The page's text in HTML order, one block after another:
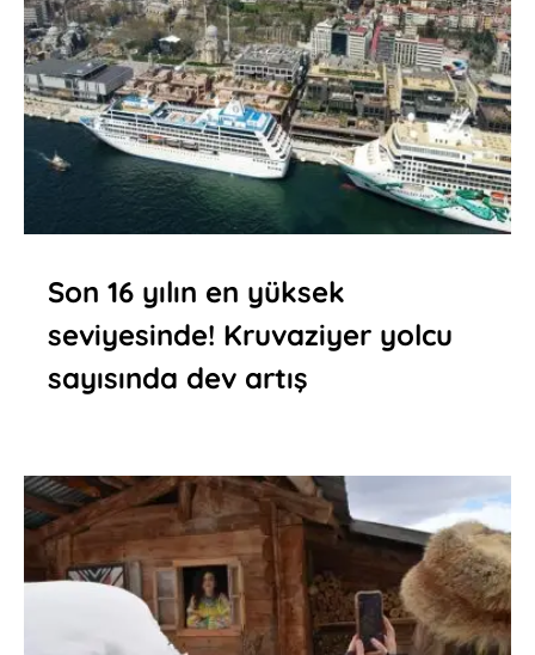
Son 16 yılın en yüksek
seviyesinde! Kruvaziyer yolcu
sayısında dev artış